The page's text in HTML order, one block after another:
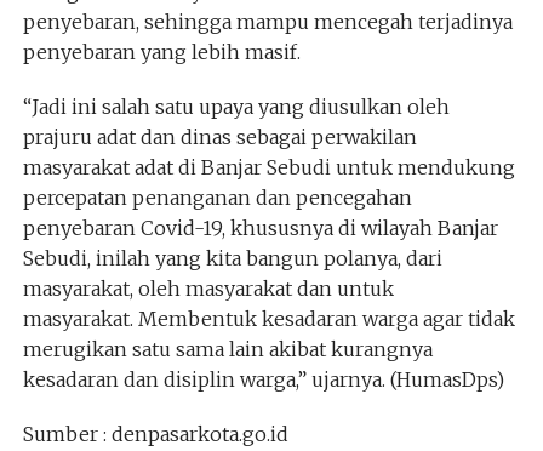
penyebaran, sehingga mampu mencegah terjadinya
penyebaran yang lebih masif.
“Jadi ini salah satu upaya yang diusulkan oleh
prajuru adat dan dinas sebagai perwakilan
masyarakat adat di Banjar Sebudi untuk mendukung
percepatan penanganan dan pencegahan
penyebaran Covid-19, khususnya di wilayah Banjar
Sebudi, inilah yang kita bangun polanya, dari
masyarakat, oleh masyarakat dan untuk
masyarakat. Membentuk kesadaran warga agar tidak
merugikan satu sama lain akibat kurangnya
kesadaran dan disiplin warga,” ujarnya. (HumasDps)
Sumber : denpasarkota.go.id